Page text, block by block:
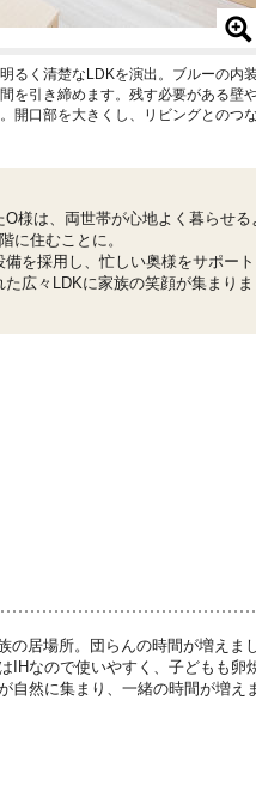
るく清楚なLDKを演出。ブルーの内
を引き締めます。残す必要がある壁
開口部を大きくし、リビングとのつ
様は、両世帯が心地よく暮らせる
に住むことに。
を採用し、忙しい奥様をサポート
広々LDKに家族の笑顔が集まりま
の居場所。団らんの時間が増えまし
IHなので使いやすく、子どもも
自然に集まり、一緒の時間が増え